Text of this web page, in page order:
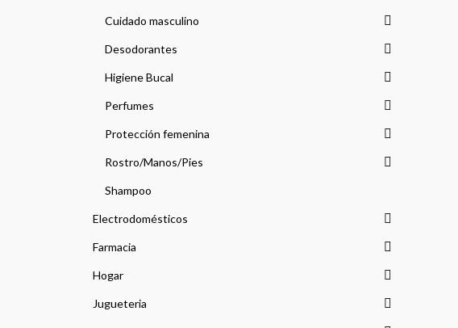
Cuidado masculino
Desodorantes
Higiene Bucal
Perfumes
Protección femenina
Rostro/Manos/Pies
Shampoo
Electrodomésticos
Farmacia
Hogar
Jugueteria